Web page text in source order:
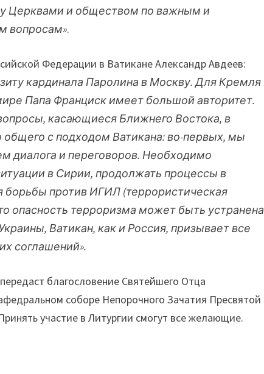
Церквами и обществом по важным и
вопросам».
Федерации в Ватикане Александр Авдеев:
кардинала Паролина в Москву. Для Кремля
Папа Франциск имеет большой авторитет.
касающиеся Ближнего Востока, в
с подходом Ватикана: во-первых, мы
диалога и переговоров. Необходимо
в Сирии, продолжать процессы в
против ИГИЛ (террористическая
опасность терроризма может быть устранена
Ватикан, как и Россия, призывает все
соглашений».
благословение Святейшего Отца
соборе Непорочного Зачатия Пресвятой
участие в Литургии смогут все желающие.